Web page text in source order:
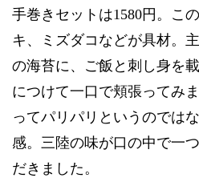
手巻きセットは1580円。こ
キ、ミズダコなどが具材。
の海苔に、ご飯と刺し身を
につけて一口で頬張ってみ
ってパリパリというのでは
感。三陸の味が口の中で一
だきました。